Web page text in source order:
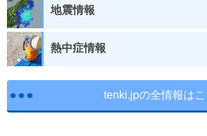
地震情報
熱中症情報
tenki.jpの全情報はこ